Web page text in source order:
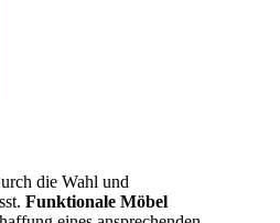
die Wahl und
Funktionale Möbel